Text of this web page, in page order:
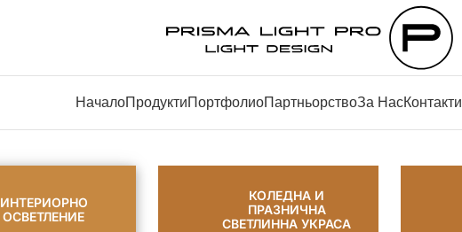
НачалоПродуктиПортфолиоПартньорствоЗа НасКонтакти
ИНТЕРИОРНО
ОСВЕТЛЕНИЕ
КОЛЕДНА И
ПРАЗНИЧНА
СВЕТЛИННА УКРАСА